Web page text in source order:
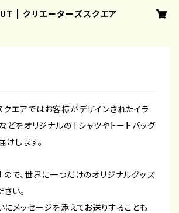
| クリエーターズスクエア
クエアではお客様がデザインされたイラ
どをオリジナルのＴシャツやトートバッグ
けします。
ので、世界に一つだけのオリジナルグッズ
い。
にメッセージを添えてお送りすることも